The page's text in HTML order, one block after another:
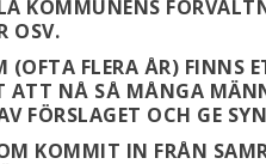
KOMMUNENS
OSV.
FLERA ÅR) FINNS
ATT NÅ SÅ MÅNGA
FÖRSLAGET OCH GE
KOMMIT IN FRÅN